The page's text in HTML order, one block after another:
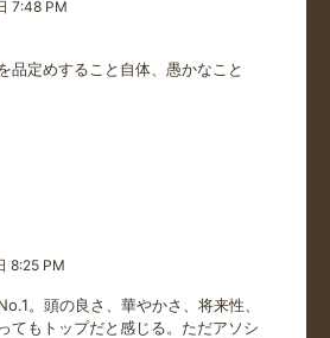
7:48 PM
品定めすること自体、愚かなこと
8:25 PM
。頭の良さ、華やかさ、将来性、
てもトップだと感じる。ただアソシ